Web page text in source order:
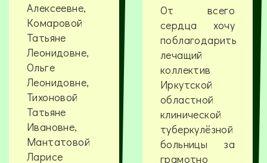
Алексеевне,
Комаровой
Татьяне
Леонидовне,
Ольге
Леонидовне,
Тихоновой
Татьяне
Ивановне,
Мантатовой
Ларисе
От всего
сердца хочу
поблагодарить
лечащий
коллектив
Иркутской
областной
клинической
туберкулёзной
больницы за
грамотно